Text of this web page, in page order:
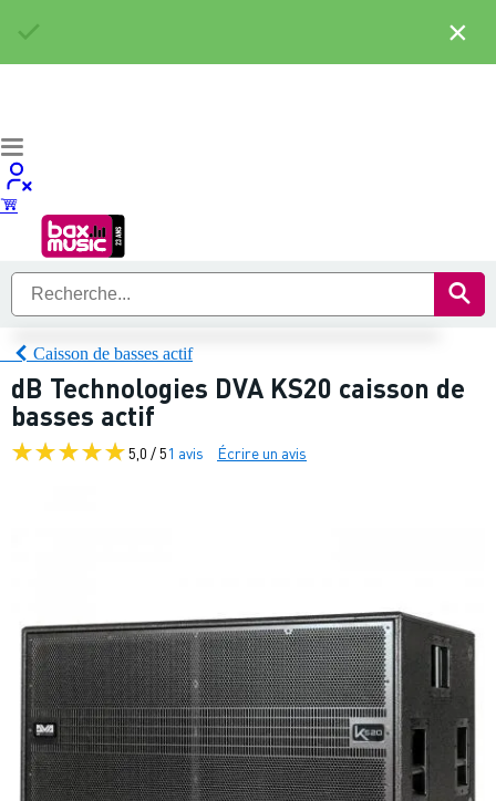
Caisson de basses actif
dB Technologies DVA KS20 caisson de
basses actif
5,0 / 51 avis Écrire un avis
×